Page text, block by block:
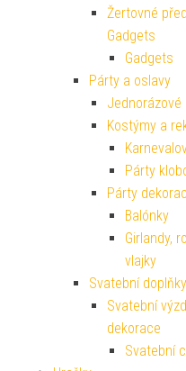
Žertovné
Gadgets
Gadgets
Párty a oslavy
Jednorázové
Kostýmy a
Párty
Párty
Balónky
Girlandy,
vlajky
Svatební doplňky
Svatební
dekorace
Svatební